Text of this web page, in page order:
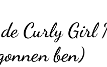
Curly Girl
ben)